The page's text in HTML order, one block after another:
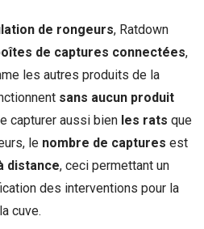
de rongeurs, Ratdown
de captures connectées,
les autres produits de la
sans aucun produit
capturer aussi bien les rats que
le nombre de captures est
distance, ceci permettant un
des interventions pour la
cuve.